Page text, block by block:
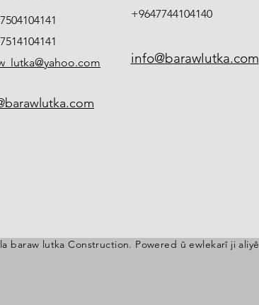
+9647744104140
info@barawlutka.com
baraw lutka Construction. Powered û ewlekarî ji aliyê